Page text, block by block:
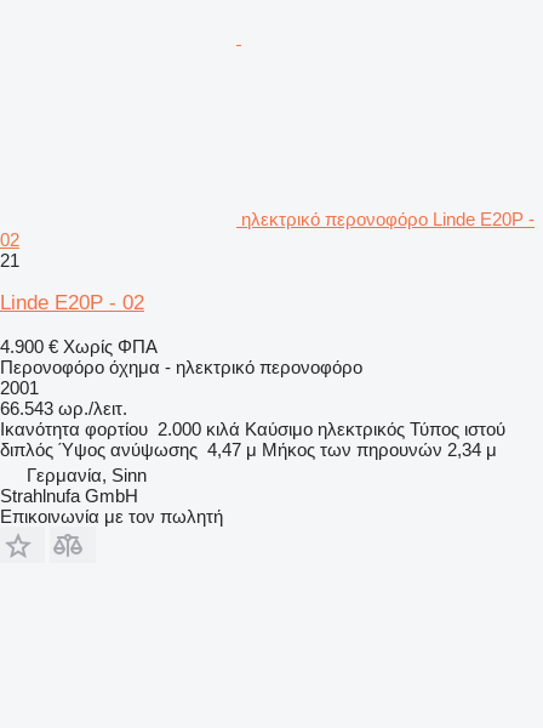
ηλεκτρικό περονοφόρο Linde E20P -
02
21
Linde E20P - 02
4.900 € Χωρίς ΦΠΑ
Περονοφόρο όχημα - ηλεκτρικό περονοφόρο
2001
66.543 ωρ./λειτ.
Ικανότητα φορτίου 2.000 κιλά Καύσιμο ηλεκτρικός Τύπος ιστού
διπλός Ύψος ανύψωσης 4,47 μ Μήκος των πηρουνών 2,34 μ
Γερμανία, Sinn
Strahlnufa GmbH
Επικοινωνία με τον πωλητή